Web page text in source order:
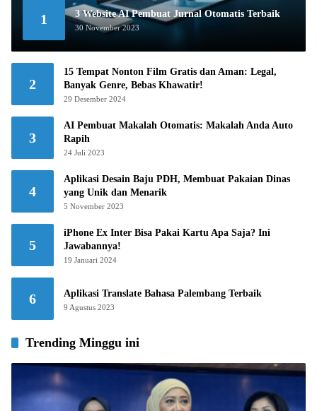
1 3 Website AI Pembuat Jurnal Otomatis Terbaik
30 November 2023
2
15 Tempat Nonton Film Gratis dan Aman: Legal,
Banyak Genre, Bebas Khawatir!
29 Desember 2024
3
AI Pembuat Makalah Otomatis: Makalah Anda Auto
Rapih
24 Juli 2023
4
Aplikasi Desain Baju PDH, Membuat Pakaian Dinas
yang Unik dan Menarik
5 November 2023
5
iPhone Ex Inter Bisa Pakai Kartu Apa Saja? Ini
Jawabannya!
19 Januari 2024
6 Aplikasi Translate Bahasa Palembang Terbaik
9 Agustus 2023
Trending Minggu ini